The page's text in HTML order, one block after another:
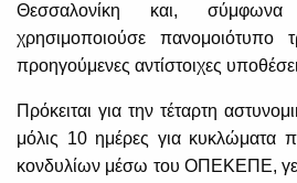
Θεσσαλονίκη και,
χρησιμοποιούσε
προηγούμενες αντίστοιχες
Πρόκειται για την τέταρτη
μόλις 10 ημέρες για κυκλώματα
κονδυλίων μέσω του ΟΠΕΚΕΠΕ,